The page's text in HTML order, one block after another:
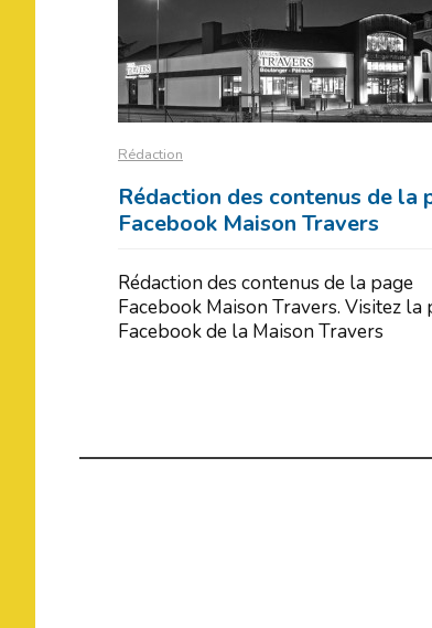
Rédaction
Rédaction des contenus de la
Facebook Maison Travers
Rédaction des contenus de la page
Facebook Maison Travers. Visitez la
Facebook de la Maison Travers